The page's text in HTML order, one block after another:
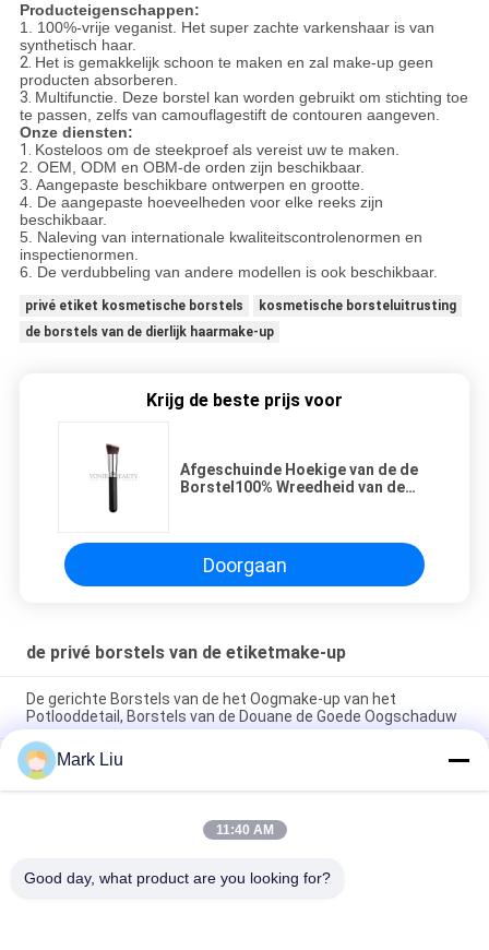
Producteigenschappen:
1. 100%-vrije veganist. Het super zachte varkenshaar is van
synthetisch haar.
2. Het is gemakkelijk schoon te maken en zal make-up geen
producten absorberen.
3. Multifunctie. Deze borstel kan worden gebruikt om stichting toe
te passen, zelfs van camouflagestift de contouren aangeven.
Onze diensten:
1. Kosteloos om de steekproef als vereist uw te maken.
2. OEM, ODM en OBM-de orden zijn beschikbaar.
3. Aangepaste beschikbare ontwerpen en grootte.
4. De aangepaste hoeveelheden voor elke reeks zijn
beschikbaar.
5. Naleving van internationale kwaliteitscontrolenormen en
inspectienormen.
6. De verdubbeling van andere modellen is ook beschikbaar.
privé etiket kosmetische borstels
kosmetische borsteluitrusting
de borstels van de dierlijk haarmake-up
Krijg de beste prijs voor
Afgeschuinde Hoekige van de de
Borstel100% Wreedheid van de
Doorgaan
de privé borstels van de etiketmake-up
De gerichte Borstels van de het Oogmake-up van het
Potlooddetail, Borstels van de Douane de Goede Oogschaduw
Met de hand gemaakte Grote de Make-upborstels van de Duo
Synthetische Vezel Multifunctioneel voor Stichting/Contour
De kleine van het de Douane Privé Etiket van de
Hoogtepuntventilator Vrije Wreedheid van de Make-upborstels
Mark Liu
11:40 AM
Good day, what product are you looking for?